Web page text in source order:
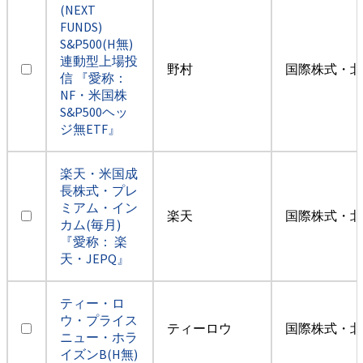
(NEXT
FUNDS)
S&P500(H無)
連動型上場投
信 『愛称：
NF・米国株
S&P500ヘッ
ジ無ETF』
野村 国際株式・
楽天・米国成
長株式・プレ
ミアム・イン
カム(毎月)
『愛称： 楽
天・JEPQ』
楽天 国際株式・
ティー・ロ
ウ・プライス
ニュー・ホラ
イズンB(H無)
ティーロウ 国際株式・